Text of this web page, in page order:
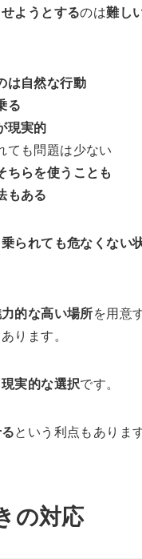
ようとするのは難し
は自然な行動
る
現実的
ても問題は少ない
ちらを使うことも
もある
乗られても危なくない
的な高い場所を用意
ります。
現実的な選択です。
という利点もありま
の対応